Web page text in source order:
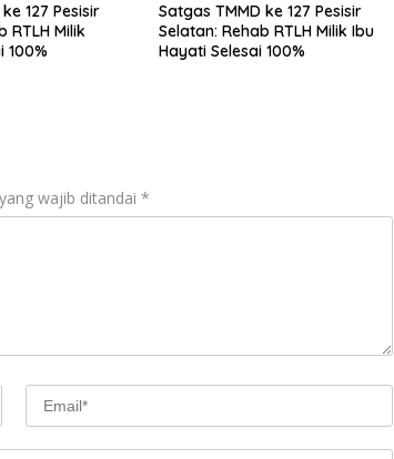
127 Pesisir
RTLH Milik
100%
Satgas TMMD ke 127 Pesisir
Selatan: Rehab RTLH Milik Ibu
Hayati Selesai 100%
wajib ditandai *